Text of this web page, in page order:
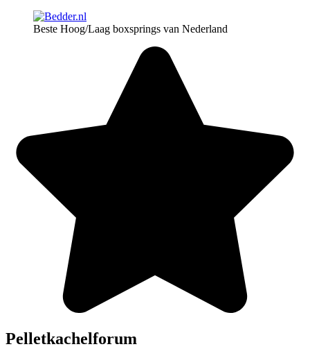
Beste Hoog/Laag boxsprings van Nederland
Pelletkachelforum